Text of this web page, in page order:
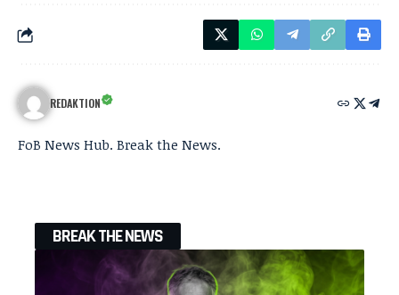
REDAKTION
FoB News Hub. Break the News.
BREAK THE NEWS